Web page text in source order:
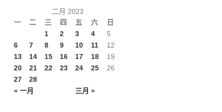
二月 2023
一
二 三 四 五 六 日
« 一月 三月 »
1 2 3 4
5
6
7 8 9 10 11
12
13
14 15 16 17 18
19
20
21 22 23 24 25
26
27
28